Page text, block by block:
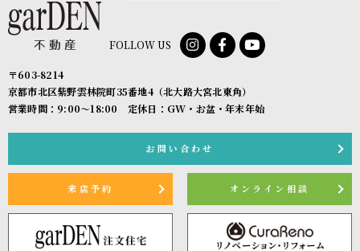
FOLLOW US
〒603-8214
京都市北区紫野雲林院町35番地4（北大路大宮北東角）
営業時間：9:00〜18:00 定休日：GW・お盆・年末年始
お問い合わせ
来店予約 オンライン相談